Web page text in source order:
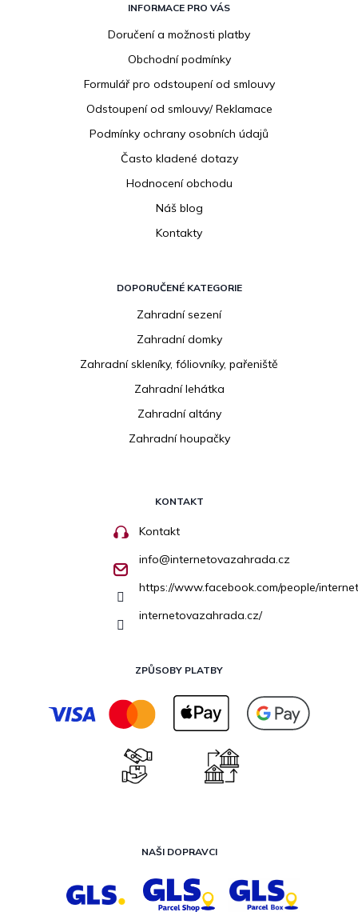
INFORMACE PRO VÁS
Doručení a možnosti platby
Obchodní podmínky
Formulář pro odstoupení od smlouvy
Odstoupení od smlouvy/ Reklamace
Podmínky ochrany osobních údajů
Často kladené dotazy
Hodnocení obchodu
Náš blog
Kontakty
DOPORUČENÉ KATEGORIE
Zahradní sezení
Zahradní domky
Zahradní skleníky, fóliovníky, pařeniště
Zahradní lehátka
Zahradní altány
Zahradní houpačky
KONTAKT
Kontakt
info@internetovazahrada.cz
https://www.facebook.com/people/
internetovazahrada.cz/
ZPŮSOBY PLATBY
NAŠI DOPRAVCI